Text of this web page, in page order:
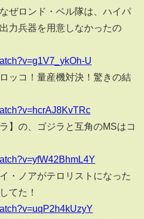
ぜロンド・ベル隊は、ハイパ
力兵器を用意しなかったの
U
ッコ！量産機対決！驚きの結
】の、ゴジラと互角のMSはコ
・ノアがテロリストになった
てた！